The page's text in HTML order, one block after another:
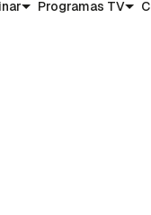
Programas TV